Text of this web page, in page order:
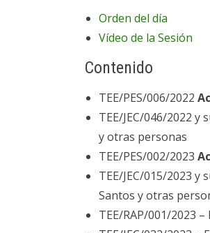
Orden del día
Vídeo de la Sesión
Contenido
TEE/PES/006/2022
TEE/JEC/046/2022 y
y otras personas
TEE/PES/002/2023
TEE/JEC/015/2023 y
Santos y otras
TEE/RAP/001/2023